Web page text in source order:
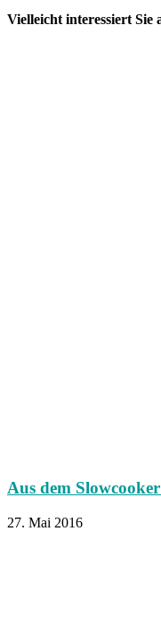
Vielleicht interessiert Sie
Aus dem
27. Mai 2016